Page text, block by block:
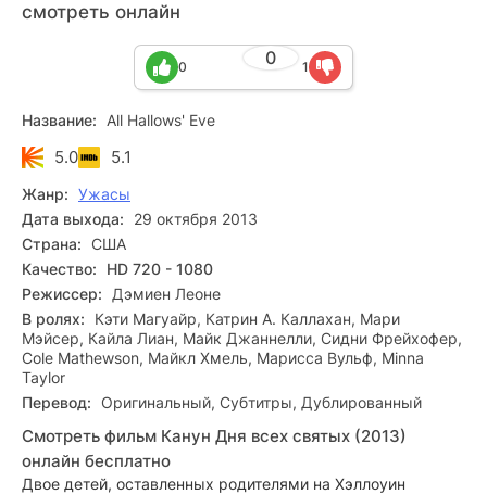
смотреть онлайн
0
0 1
Название: All Hallows' Eve
5.0 5.1
Жанр: Ужасы
Дата выхода:
29 октября 2013
Страна: США
Качество:
HD 720 - 1080
Режиссер:
Дэмиен Леоне
В ролях:
Кэти Магуайр, Катрин А. Каллахан, Мари
Мэйсер, Кайла Лиан, Майк Джаннелли, Сидни Фрейхофер,
Cole Mathewson, Майкл Хмель, Марисса Вульф, Minna
Taylor
Перевод: Оригинальный, Субтитры, Дублированный
Смотреть фильм Канун Дня всех святых (2013)
онлайн бесплатно
Двое детей, оставленных родителями на Хэллоуин